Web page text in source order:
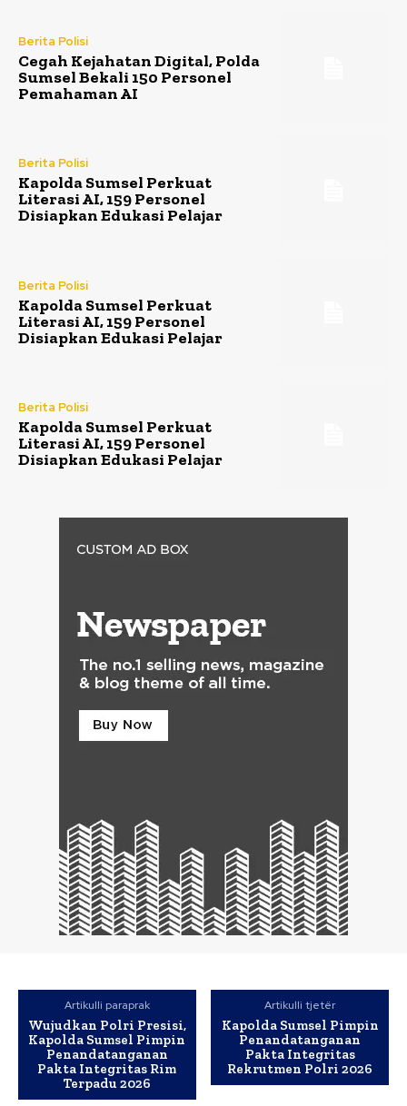
Berita Polisi
Cegah Kejahatan Digital, Polda
Sumsel Bekali 150 Personel
Pemahaman AI
Berita Polisi
Kapolda Sumsel Perkuat
Literasi AI, 159 Personel
Disiapkan Edukasi Pelajar
Berita Polisi
Kapolda Sumsel Perkuat
Literasi AI, 159 Personel
Disiapkan Edukasi Pelajar
Berita Polisi
Kapolda Sumsel Perkuat
Literasi AI, 159 Personel
Disiapkan Edukasi Pelajar
Artikulli paraprak
Wujudkan Polri Presisi,
Kapolda Sumsel Pimpin
Penandatanganan
Pakta Integritas Rim
Terpadu 2026
Artikulli tjetër
Kapolda Sumsel Pimpin
Penandatanganan
Pakta Integritas
Rekrutmen Polri 2026